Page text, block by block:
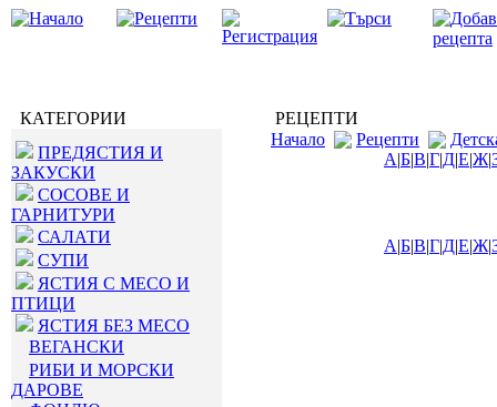
КАТЕГОРИИ
ПРЕДЯСТИЯ И
ЗАКУСКИ
СОСОВЕ И
ГАРНИТУРИ
САЛАТИ
СУПИ
ЯСТИЯ С МЕСО И
ПТИЦИ
ЯСТИЯ БЕЗ МЕСО
ВЕГАНСКИ
РИБИ И МОРСКИ
ДАРОВЕ
РЕЦЕПТИ
Начало
Рецепти
А|Б|В|Г|Д|Е|Ж|
А|Б|В|Г|Д|Е|Ж|